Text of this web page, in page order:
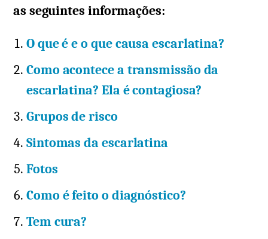
as seguintes informações:
O que é e o que causa escarlatina?
Como acontece a transmissão da
escarlatina? Ela é contagiosa?
Grupos de risco
Sintomas da escarlatina
Fotos
Como é feito o diagnóstico?
Tem cura?